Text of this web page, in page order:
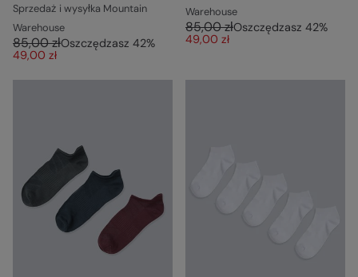
Sprzedaż i wysyłka Mountain
Warehouse
85,00 złOszczędzasz 42%
49,00 zł
Warehouse
85,00 złOszczędzasz 42%
49,00 zł